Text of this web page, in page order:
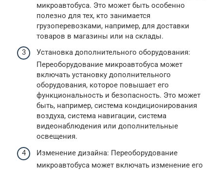
микроавтобуса. Это может быть особенно
полезно для тех, кто занимается
грузоперевозками, например, для доставки
товаров в магазины или на склады.
Установка дополнительного оборудования:
Переоборудование микроавтобуса может
включать установку дополнительного
оборудования, которое повышает его
функциональность и безопасность. Это может
быть, например, система кондиционирования
воздуха, система навигации, система
видеонаблюдения или дополнительные
освещения.
Изменение дизайна: Переоборудование
микроавтобуса может включать изменение его